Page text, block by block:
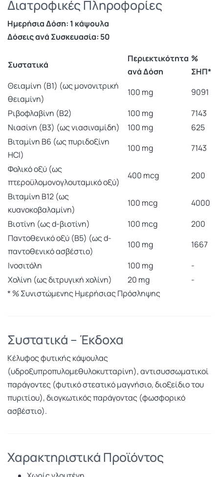
Διατροφικές Πληροφορίες
Ημερήσια Δόση: 1 κάψουλα
Δόσεις ανά Συσκευασία: 50
Συστατικά
Περιεκτικότητα
ανά Δόση
%
ΣΗΠ*
Θειαμίνη (Β1) (ως μονονιτρική
θειαμίνη)
100 mg
9091
Ριβοφλαβίνη (Β2)
100 mg
7143
Νιασίνη (Β3) (ως νιασιναμίδη)
100 mg
625
Βιταμίνη Β6 (ως πυριδοξίνη
HCl)
100 mg
7143
Φολικό οξύ (ως
πτεροϋλομονογλουταμικό οξύ)
400 mcg
200
Βιταμίνη Β12 (ως
κυανοκοβαλαμίνη)
100 mcg
4000
Βιοτίνη (ως d-βιοτίνη)
100 mcg
200
Παντοθενικό οξύ (Β5) (ως d-
παντοθενικό ασβέστιο)
100 mg
1667
Ινοσιτόλη
100 mg
-
Χολίνη (ως διτρυγική χολίνη)
20 mg
-
* % Συνιστώμενης Ημερήσιας Πρόσληψης
Συστατικά – Έκδοχα
Κέλυφος φυτικής κάψουλας
(υδροξυπροπυλομεθυλοκυτταρίνη), αντισυσσωματικοί
παράγοντες (φυτικό στεατικό μαγνήσιο, διοξείδιο του
πυριτίου), διογκωτικός παράγοντας (φωσφορικό
ασβέστιο).
Χαρακτηριστικά Προϊόντος